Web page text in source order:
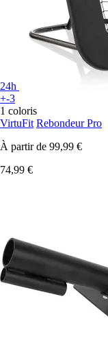
24h
+-3
1 coloris
VirtuFit Rebondeur Pro
À partir de 99,99 €
74,99 €